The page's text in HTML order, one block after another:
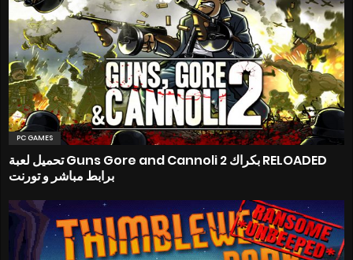
PC GAMES
تحميل لعبة Guns Gore and Cannoli 2 بكراك RELOADED
برابط مباشر و تورنت